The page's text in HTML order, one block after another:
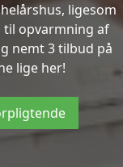
ligesom
opvarmning af
nemt 3 tilbud på
lige her!